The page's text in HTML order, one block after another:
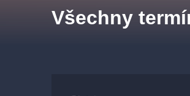
Všechny